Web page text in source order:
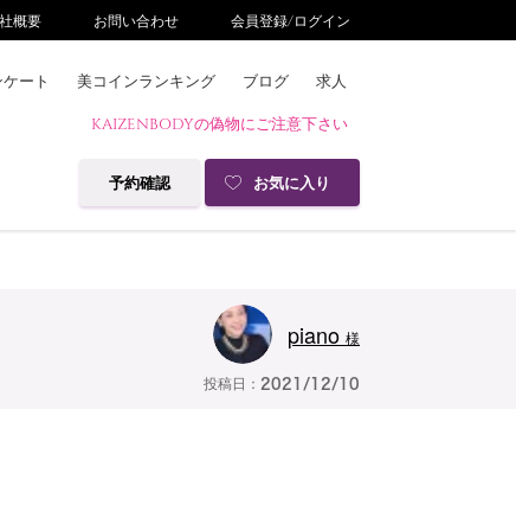
概要 お問い合わせ 会員登録/ログイン
ート 美コインランキング ブログ 求人
KAIZENBODYの偽物にご注意下さい
予約確認 お気に入り
piano 様
投稿日： 2021/12/10